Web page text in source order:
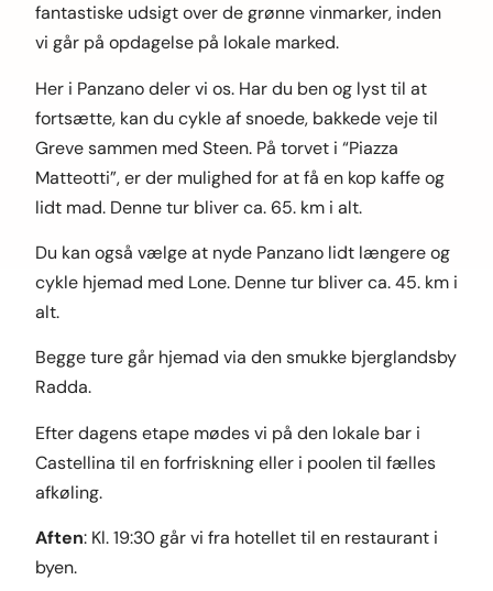
fantastiske udsigt over de grønne vinmarker, inden
vi går på opdagelse på lokale marked.
Her i Panzano deler vi os. Har du ben og lyst til at
fortsætte, kan du cykle af snoede, bakkede veje til
Greve sammen med Steen. På torvet i “Piazza
Matteotti”, er der mulighed for at få en kop kaffe og
lidt mad. Denne tur bliver ca. 65. km i alt.
Du kan også vælge at nyde Panzano lidt længere og
cykle hjemad med Lone. Denne tur bliver ca. 45. km i
alt.
Begge ture går hjemad via den smukke bjerglandsby
Radda.
Efter dagens etape mødes vi på den lokale bar i
Castellina til en forfriskning eller i poolen til fælles
afkøling.
Aften: Kl. 19:30 går vi fra hotellet til en restaurant i
byen.